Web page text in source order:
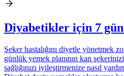
Diyabetikler için 7
Şeker hastalığını diyetle yönetmek
günlük yemek planının kan
sağlığınızı iyileştirmenize nasıl